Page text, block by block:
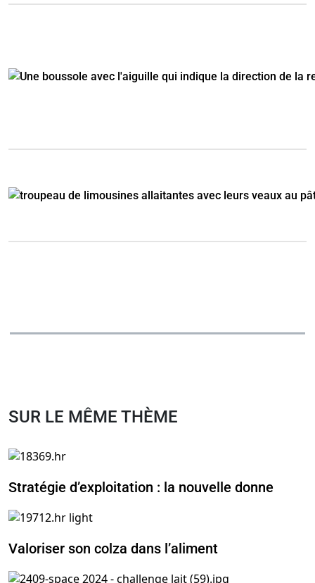
SUR LE MÊME THÈME
Stratégie d’exploitation : la nouvelle donne
Valoriser son colza dans l’aliment